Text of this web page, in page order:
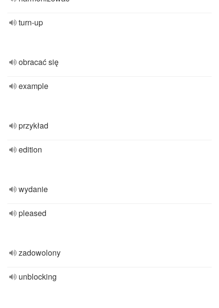
turn-up
obracać się
example
przykład
edition
wydanie
pleased
zadowolony
unblocking